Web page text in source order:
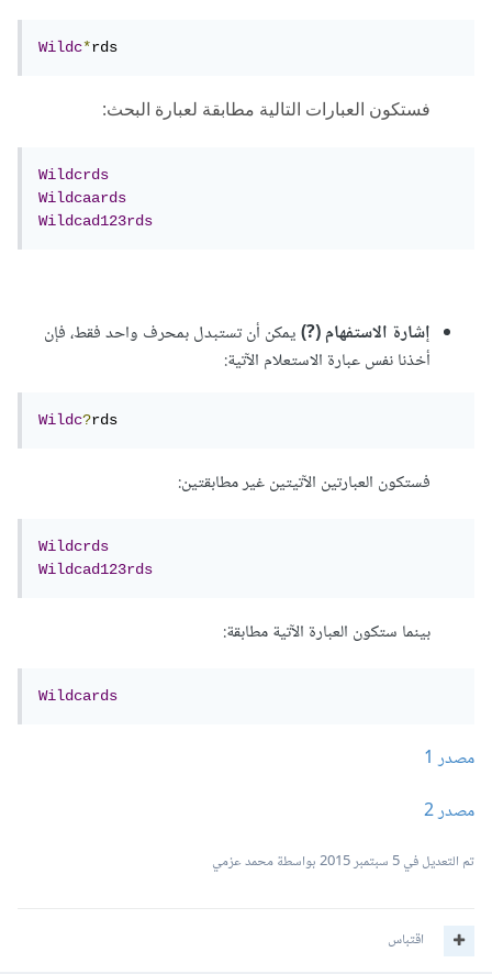
Wildc*rds
فستكون العبارات التالية مطابقة لعبارة البحث:
Wildcrds
Wildcaards
Wildcad123rds
إشارة الاستفهام (?)يمكن أن تستبدل بمحرف واحد فقط، فإن
أخذنا نفس عبارة الاستعلام الآتية:
Wildc?rds
فستكون العبارتين الآتيتين غير مطابقتين:
Wildcrds
Wildcad123rds
بينما ستكون العبارة الآتية مطابقة:
Wildcards
مصدر 1
مصدر 2
تم التعديل في5 سبتمبر 2015 بواسطة محمد عزمي
اقتباس